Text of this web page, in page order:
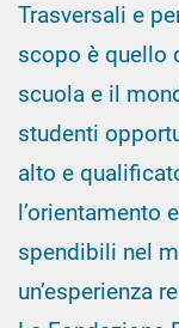
Trasversali e
scopo è quello
scuola e il
studenti
alto e
l’orientamento
spendibili nel
un’esperienza